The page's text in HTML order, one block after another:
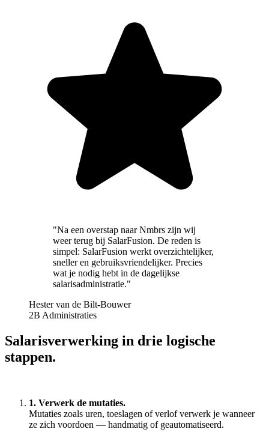
"Na een overstap naar Nmbrs zijn wij
weer terug bij SalarFusion. De reden is
simpel: SalarFusion werkt overzichtelijker,
sneller en gebruiksvriendelijker. Precies
wat je nodig hebt in de dagelijkse
salarisadministratie."
Hester van de Bilt-Bouwer
2B Administraties
Salarisverwerking in drie logische
stappen.
1. Verwerk de mutaties.
Mutaties zoals uren, toeslagen of verlof verwerk je wanneer
ze zich voordoen — handmatig of geautomatiseerd.